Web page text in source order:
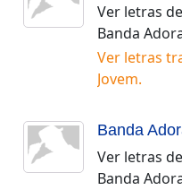
Ver letras
Banda
Ver letras
Jovem.
Banda
Ver letras
Banda